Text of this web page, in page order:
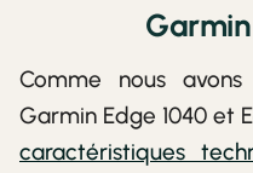
Comme nous
Garmin Edge 1040 et
caractéristiques